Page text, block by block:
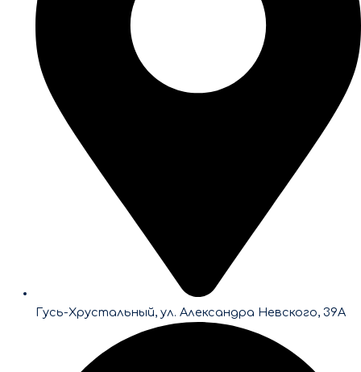
Гусь-Хрустальный, ул. Александра Невского, 39А